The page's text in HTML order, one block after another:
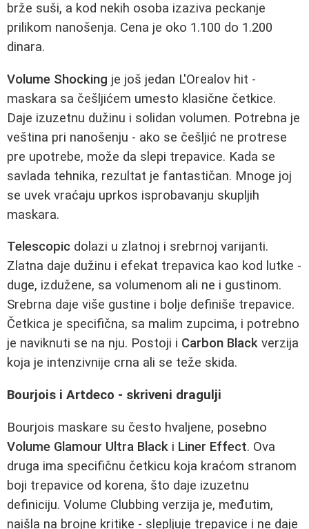
brže suši, a kod nekih osoba izaziva peckanje
prilikom nanošenja. Cena je oko 1.100 do 1.200
dinara.
Volume Shocking je još jedan L'Orealov hit -
maskara sa češljićem umesto klasične četkice.
Daje izuzetnu dužinu i solidan volumen. Potrebna je
veština pri nanošenju - ako se češljić ne protrese
pre upotrebe, može da slepi trepavice. Kada se
savlada tehnika, rezultat je fantastičan. Mnoge joj
se uvek vraćaju uprkos isprobavanju skupljih
maskara.
Telescopic dolazi u zlatnoj i srebrnoj varijanti.
Zlatna daje dužinu i efekat trepavica kao kod lutke -
duge, izdužene, sa volumenom ali ne i gustinom.
Srebrna daje više gustine i bolje definiše trepavice.
Četkica je specifična, sa malim zupcima, i potrebno
je naviknuti se na nju. Postoji i Carbon Black verzija
koja je intenzivnije crna ali se teže skida.
Bourjois i Artdeco - skriveni dragulji
Bourjois maskare su često hvaljene, posebno
Volume Glamour Ultra Black i Liner Effect. Ova
druga ima specifičnu četkicu koja kraćom stranom
boji trepavice od korena, što daje izuzetnu
definiciju. Volume Clubbing verzija je, međutim,
naišla na brojne kritike - slepljuje trepavice i ne daje